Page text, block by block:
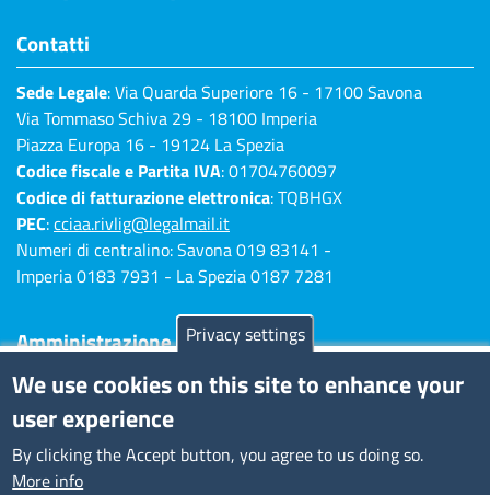
Contatti
Sede Legale: Via Quarda Superiore 16 - 17100 Savona
Via Tommaso Schiva 29 - 18100 Imperia
Piazza Europa 16 - 19124 La Spezia
Codice fiscale e Partita IVA: 01704760097
Codice di fatturazione elettronica: TQBHGX
PEC:cciaa.rivlig@legalmail.it
Numeri di centralino: Savona 019 83141 -
Imperia 0183 7931 - La Spezia 0187 7281
Amministrazione Trasparente
Consulta tutte le sezioni
Bilanci
Bandi di concorso
Procedimenti
Privacy settings
We use cookies on this site to enhance your
user experience
By clicking the Accept button, you agree to us doing so.
More info